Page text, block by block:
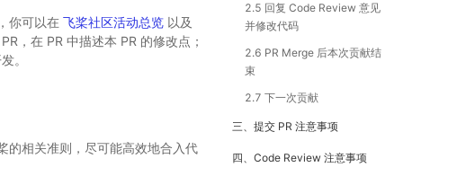
2.5 回复 Code Review 意见
并修改代码
2.6 PR Merge 后本次贡献结
束
2.7 下一次贡献
三、提交 PR 注意事项
四、Code Review 注意事项
你可以在 飞桨社区活动总览 以及
，在 PR 中描述本 PR 的修改点；
。
的相关准则，尽可能高效地合入代